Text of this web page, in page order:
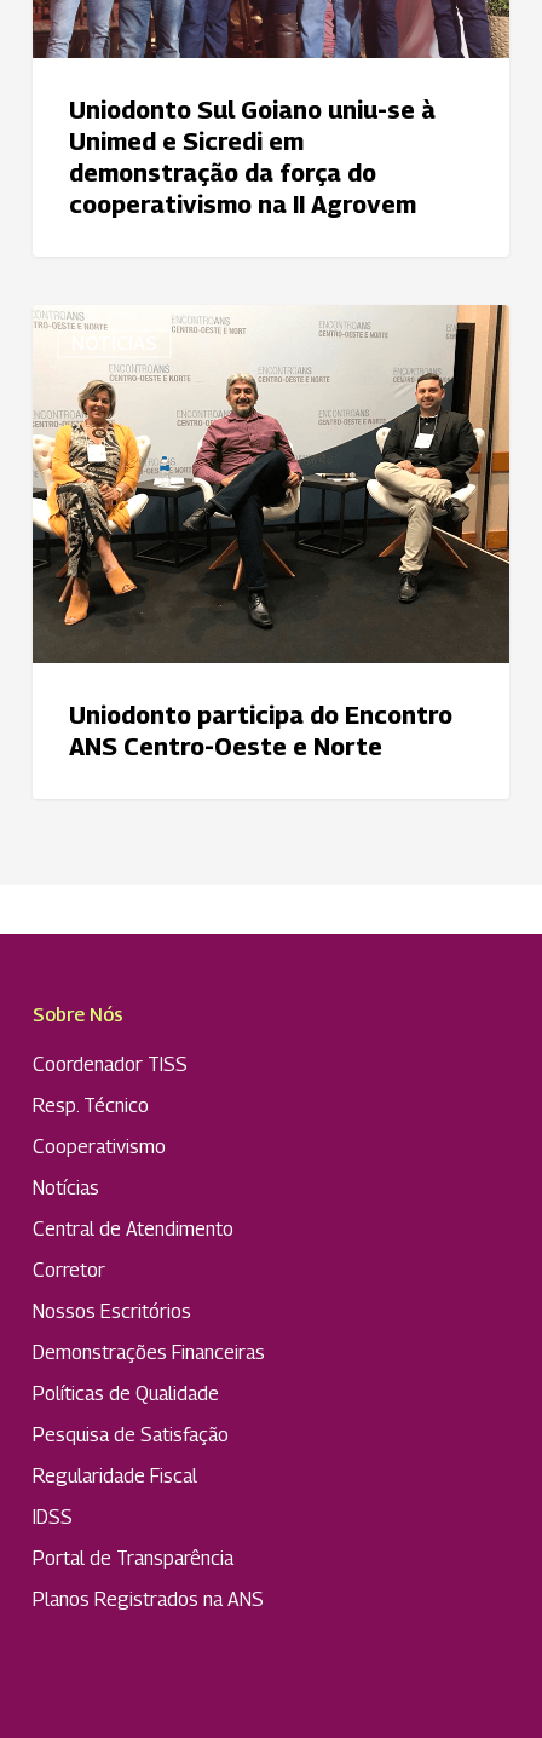
Sicredi
em
força
cooperativismo
Uniodonto Sul Goiano uniu-se à
Unimed e Sicredi em
demonstração da força do
cooperativismo na II Agrovem
Uniodonto
Encontro
ANS
Centro-
Oeste
e
Norte
Uniodonto participa do Encontro
ANS Centro-Oeste e Norte
Sobre Nós
Coordenador TISS
Resp. Técnico
Cooperativismo
Notícias
Central de Atendimento
Corretor
Nossos Escritórios
Demonstrações Financeiras
Políticas de Qualidade
Pesquisa de Satisfação
Regularidade Fiscal
IDSS
Portal de Transparência
Planos Registrados na ANS